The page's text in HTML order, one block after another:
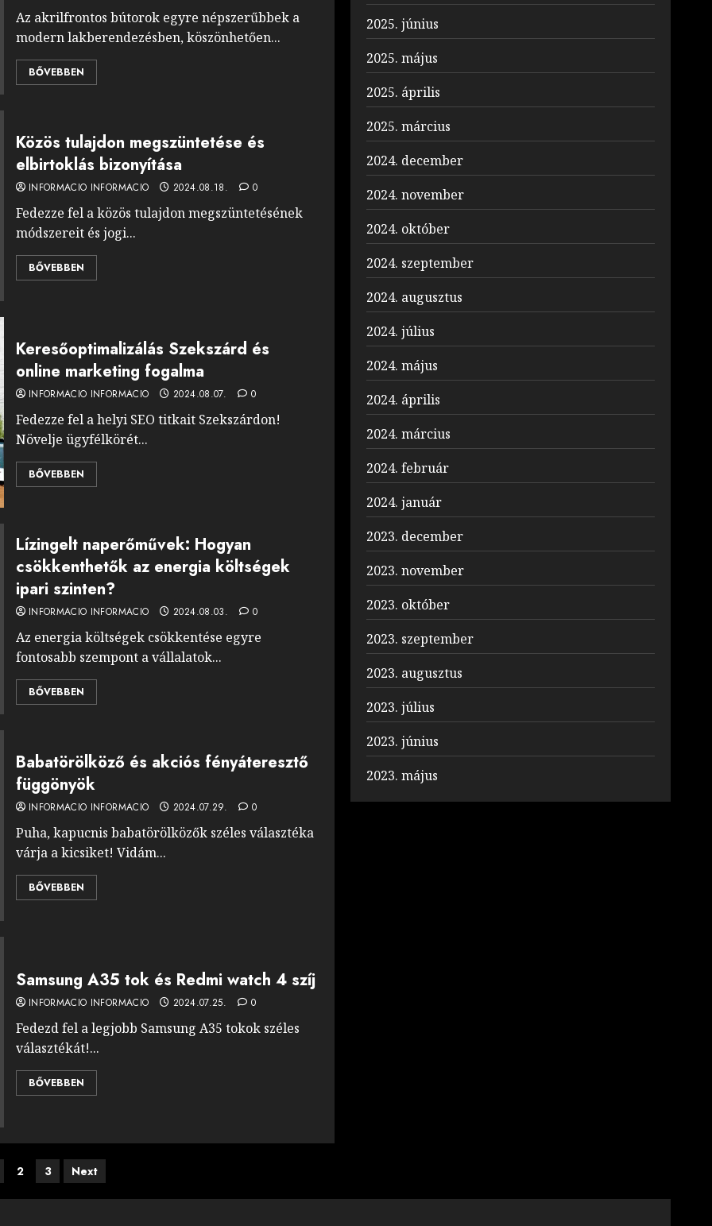
Az akrilfrontos bútorok egyre népszerűbbek a
modern lakberendezésben, köszönhetően...
BŐVEBBEN
Közös tulajdon megszüntetése és
elbirtoklás bizonyítása
INFORMACIO INFORMACIO 2024.08.18. 0
Fedezze fel a közös tulajdon megszüntetésének
módszereit és jogi...
BŐVEBBEN
Keresőoptimalizálás Szekszárd és
online marketing fogalma
INFORMACIO INFORMACIO 2024.08.07. 0
Fedezze fel a helyi SEO titkait Szekszárdon!
Növelje ügyfélkörét...
BŐVEBBEN
Lízingelt naperőművek: Hogyan
csökkenthetők az energia költségek
ipari szinten?
INFORMACIO INFORMACIO 2024.08.03. 0
Az energia költségek csökkentése egyre
fontosabb szempont a vállalatok...
BŐVEBBEN
Babatörölköző és akciós fényáteresztő
függönyök
INFORMACIO INFORMACIO 2024.07.29. 0
Puha, kapucnis babatörölközők széles választéka
várja a kicsiket! Vidám...
BŐVEBBEN
Samsung A35 tok és Redmi watch 4 szíj
INFORMACIO INFORMACIO 2024.07.25. 0
Fedezd fel a legjobb Samsung A35 tokok széles
választékát!...
BŐVEBBEN
2 3 Next
2025. június
2025. május
2025. április
2025. március
2024. december
2024. november
2024. október
2024. szeptember
2024. augusztus
2024. július
2024. május
2024. április
2024. március
2024. február
2024. január
2023. december
2023. november
2023. október
2023. szeptember
2023. augusztus
2023. július
2023. június
2023. május